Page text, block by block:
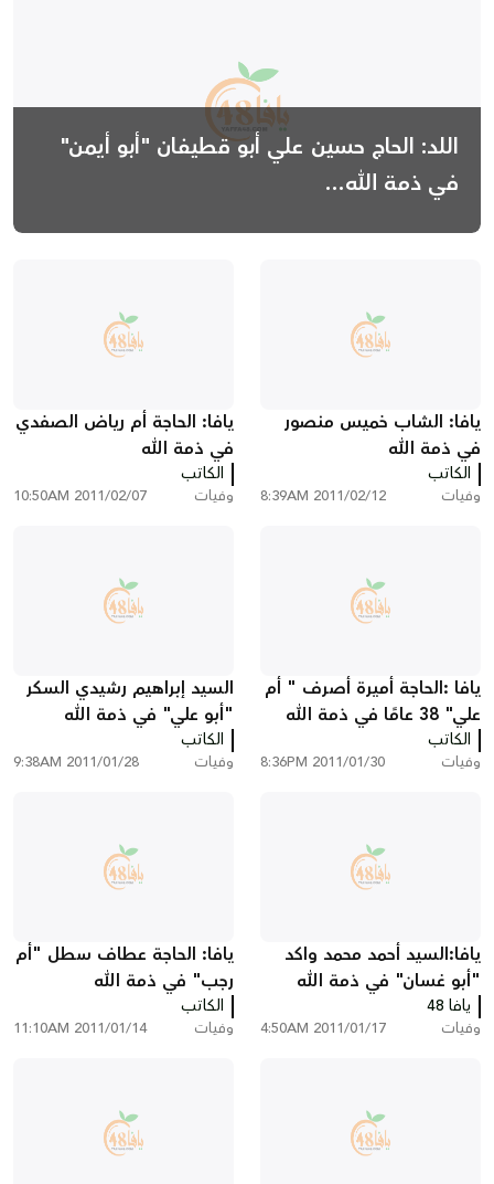
اللد: الحاج حسين علي أبو قطيفان "أبو أيمن"
في ذمة الله...
يافا: الشاب خميس منصور
في ذمة الله
الكاتب
وفيات 2011/02/12 8:39AM
يافا: الحاجة أم رياض الصفدي
في ذمة الله
الكاتب
وفيات 2011/02/07 10:50AM
يافا :الحاجة أميرة أصرف " أم
علي" 38 عامًا في ذمة الله
الكاتب
وفيات 2011/01/30 8:36PM
السيد إبراهيم رشيدي السكر
"أبو علي" في ذمة الله
الكاتب
وفيات 2011/01/28 9:38AM
يافا:السيد أحمد محمد واكد
"أبو غسان" في ذمة الله
يافا 48
وفيات 2011/01/17 4:50AM
يافا: الحاجة عطاف سطل "أم
رجب" في ذمة الله
الكاتب
وفيات 2011/01/14 11:10AM